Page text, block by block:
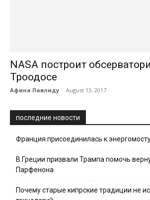
NASA построит
Троодосе
Афина Павлиду - August 13, 2017
последние новости
Франция присоединилась к
В Греции призвали Трампа помочь
Парфенона
Почему старые кипрские традиции не